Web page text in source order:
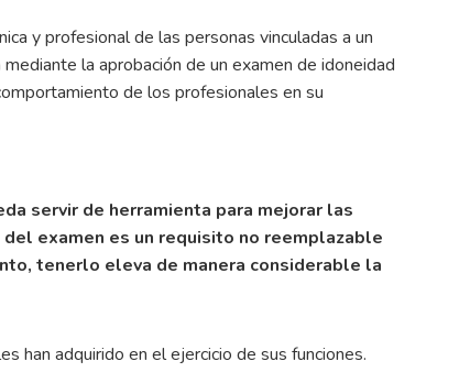
y profesional de las personas vinculadas a un
la aprobación de un examen de idoneidad
de los profesionales en su
servir de herramienta para mejorar las
examen es un requisito no reemplazable
tenerlo eleva de manera considerable la
han adquirido en el ejercicio de sus funciones.